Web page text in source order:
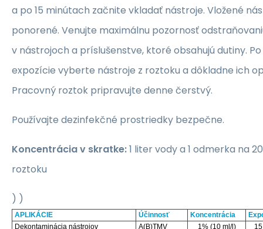
a po 15 minútach začnite vkladať nástroje. Vložené
ponorené. Venujte maximálnu pozornosť
v nástrojoch a príslušenstve, ktoré obsahujú dutiny.
expozície vyberte nástroje z roztoku a dôkladne ich
Pracovný roztok pripravujte denne čerstvý.
Používajte dezinfekčné prostriedky bezpečne.
Koncentrácia v skratke:1 liter vody a 1 odmerka na
roztoku
) )
APLIKÁCIE Účinnosť Koncentrácia
Dekontaminácia nástrojov
A(B)TMV 1% (10 ml/l)